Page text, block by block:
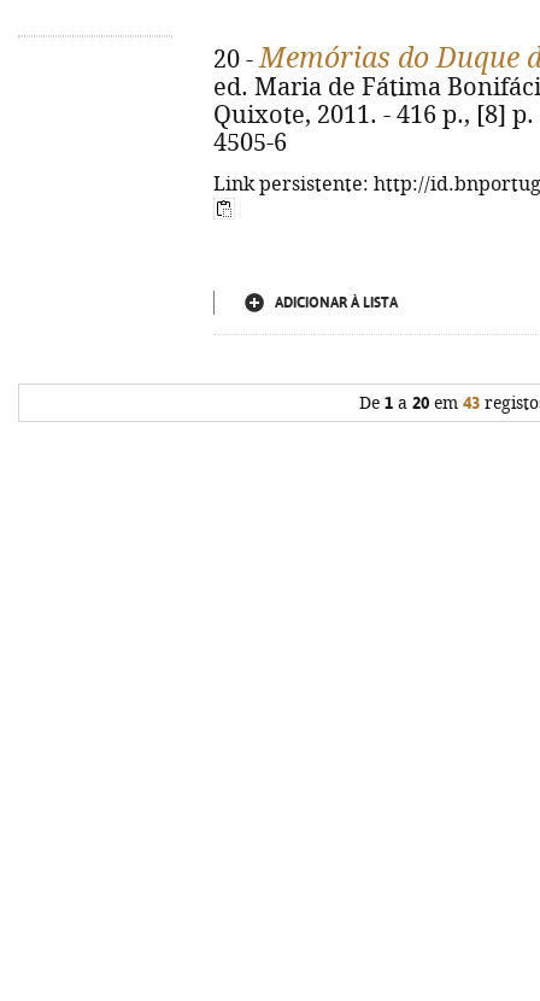
20 -Memórias do Duque
ed. Maria de Fátima
Quixote, 2011. - 416 p., [8]
4505-6
Link persistente: http://
ADICIONAR À LISTA
De 1a 20em 43